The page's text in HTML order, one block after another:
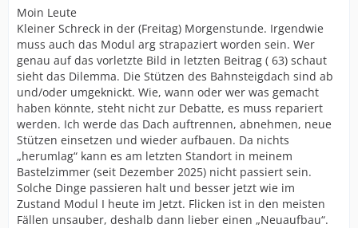
Moin Leute
Kleiner Schreck in der (Freitag) Morgenstunde. Irgendwie
muss auch das Modul arg strapaziert worden sein. Wer
genau auf das vorletzte Bild in letzten Beitrag ( 63) schaut
sieht das Dilemma. Die Stützen des Bahnsteigdach sind ab
und/oder umgeknickt. Wie, wann oder wer was gemacht
haben könnte, steht nicht zur Debatte, es muss repariert
werden. Ich werde das Dach auftrennen, abnehmen, neue
Stützen einsetzen und wieder aufbauen. Da nichts
„herumlag“ kann es am letzten Standort in meinem
Bastelzimmer (seit Dezember 2025) nicht passiert sein.
Solche Dinge passieren halt und besser jetzt wie im
Zustand Modul I heute im Jetzt. Flicken ist in den meisten
Fällen unsauber, deshalb dann lieber einen „Neuaufbau“.